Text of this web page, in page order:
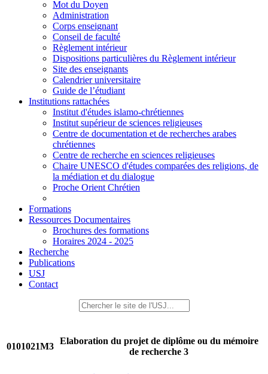
Mot du Doyen
Administration
Corps enseignant
Conseil de faculté
Règlement intérieur
Dispositions particulières du Règlement intérieur
Site des enseignants
Calendrier universitaire
Guide de l’étudiant
Institutions rattachées
Institut d'études islamo-chrétiennes
Institut supérieur de sciences religieuses
Centre de documentation et de recherches arabes
chrétiennes
Centre de recherche en sciences religieuses
Chaire UNESCO d'études comparées des religions, de
la médiation et du dialogue
Proche Orient Chrétien
Formations
Ressources Documentaires
Brochures des formations
Horaires 2024 - 2025
Recherche
Publications
USJ
Contact
0101021M3
Elaboration du projet de diplôme ou du mémoire
de recherche 3